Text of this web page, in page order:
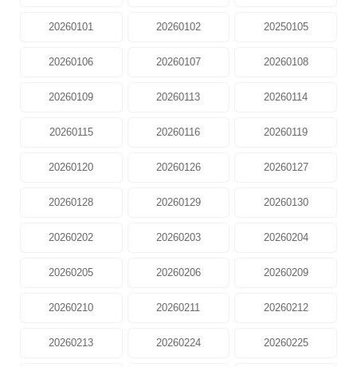
20260101 20260102 20250105
20260106 20260107 20260108
20260109 20260113 20260114
20260115 20260116 20260119
20260120 20260126 20260127
20260128 20260129 20260130
20260202 20260203 20260204
20260205 20260206 20260209
20260210 20260211 20260212
20260213 20260224 20260225